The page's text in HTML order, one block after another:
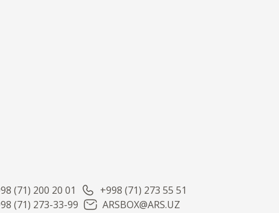
(71) 200 20 01
+998 (71) 273 55 51
(71) 273-33-99
ARSBOX@ARS.UZ